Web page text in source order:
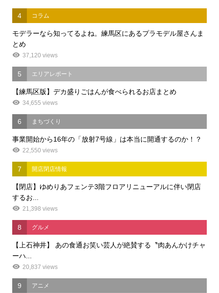
4 コラム
モデラーなら知ってるよね。練馬区にあるプラモデル屋さんま
とめ
37,120 views
5 エリアレポート
【練馬区版】デカ盛りごはんが食べられるお店まとめ
34,655 views
6 まちづくり
事業開始から16年の「放射7号線」は本当に開通するのか！？
22,550 views
7 開店閉店情報
【閉店】ゆめりあフェンテ3階フロアリニューアルに伴い閉店
するお...
21,398 views
8 グルメ
【上石神井】 あの食通お笑い芸人が絶賛する〝肉あんかけチャ
ーハ...
20,837 views
9 アニメ